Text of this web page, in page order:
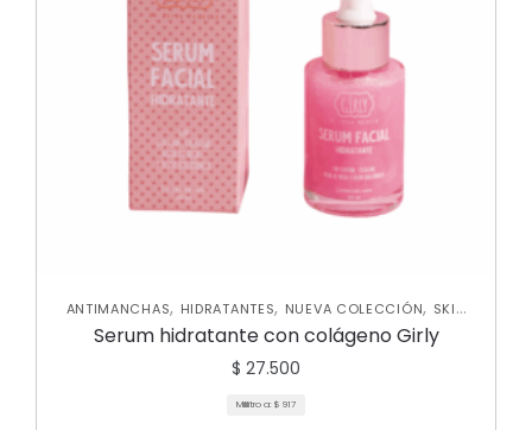
ANTIMANCHAS, HIDRATANTES, NUEVA COLECCIÓN, SKIN
CARE FACIAL
Serum hidratante con colágeno Girly
$ 27.500
Mililitro a: $ 917